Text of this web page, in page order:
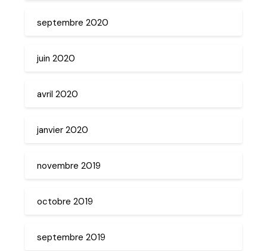
septembre 2020
juin 2020
avril 2020
janvier 2020
novembre 2019
octobre 2019
septembre 2019